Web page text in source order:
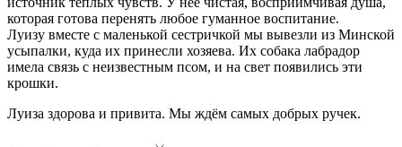
которая готова перенять любое гуманное воспитание.
Луизу вместе с маленькой сестричкой мы вывезли из Минской
усыпалки, куда их принесли хозяева. Их собака лабрадор
имела связь с неизвестным псом, и на свет появились эти
крошки.
Луиза здорова и привита. Мы ждём самых добрых ручек.